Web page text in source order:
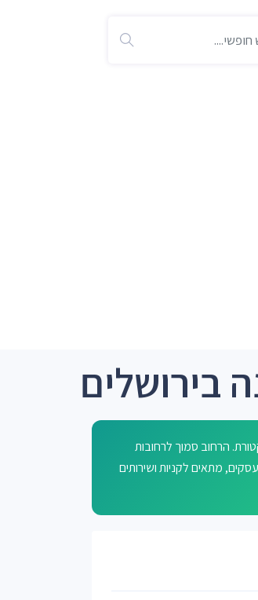
בירושלים
הרחוב סמוך לרחובות
יוסטמן משה, בן אליעזר אריה, מבוא בשמת, יערי אברהם ומבוא יסמין. בסביבה כ-4,800 עסקים, מתאים לקניות ושירותים